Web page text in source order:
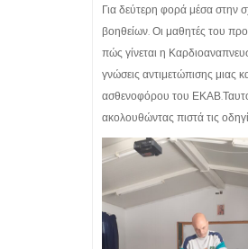
Για δεύτερη φορά μέσα στην
βοηθείων. Οι μαθητές του
πώς γίνεται η
γνώσεις αντιμετώπισης μιας
ασθενοφόρου του
ακολουθώντας πιστά τις